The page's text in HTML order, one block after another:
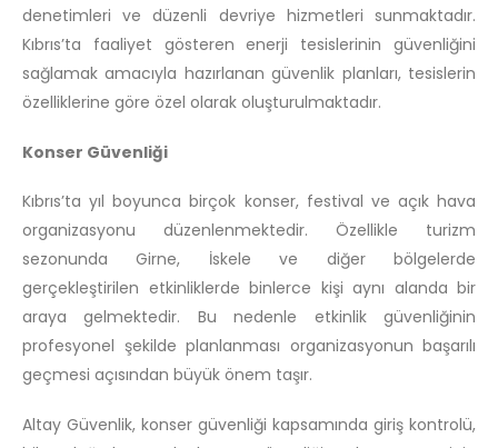
denetimleri ve düzenli devriye hizmetleri sunmaktadır.
Kıbrıs’ta faaliyet gösteren enerji tesislerinin güvenliğini
sağlamak amacıyla hazırlanan güvenlik planları, tesislerin
özelliklerine göre özel olarak oluşturulmaktadır.
Konser Güvenliği
Kıbrıs’ta yıl boyunca birçok konser, festival ve açık hava
organizasyonu düzenlenmektedir. Özellikle turizm
sezonunda Girne, İskele ve diğer bölgelerde
gerçekleştirilen etkinliklerde binlerce kişi aynı alanda bir
araya gelmektedir. Bu nedenle etkinlik güvenliğinin
profesyonel şekilde planlanması organizasyonun başarılı
geçmesi açısından büyük önem taşır.
Altay Güvenlik, konser güvenliği kapsamında giriş kontrolü,